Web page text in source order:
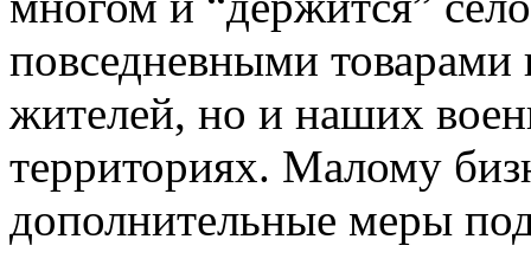
повседневными товарами
жителей, но и наших
территориях. Малому
дополнительные меры